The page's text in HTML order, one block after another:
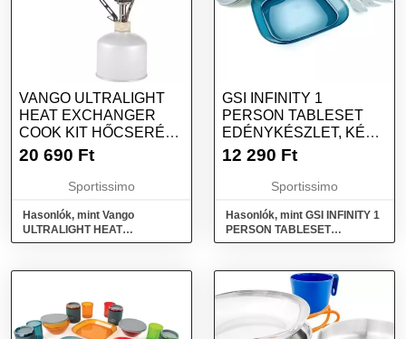
VANGO ULTRALIGHT
HEAT EXCHANGER
COOK KIT HŐCSERÉLŐ
FŐZŐKÉSZLET,
MÉRET
20 690 Ft
Sportissimo
Hasonlók, mint Vango
ULTRALIGHT HEAT
EXCHANGER COOK KIT
narancssárga, méret
GSI INFINITY 1
PERSON TABLESET
EDÉNYKÉSZLET, KÉK,
MÉRET
12 290 Ft
Sportissimo
Hasonlók, mint GSI INFINITY 1
PERSON TABLESET
Edénykészlet, kék, méret